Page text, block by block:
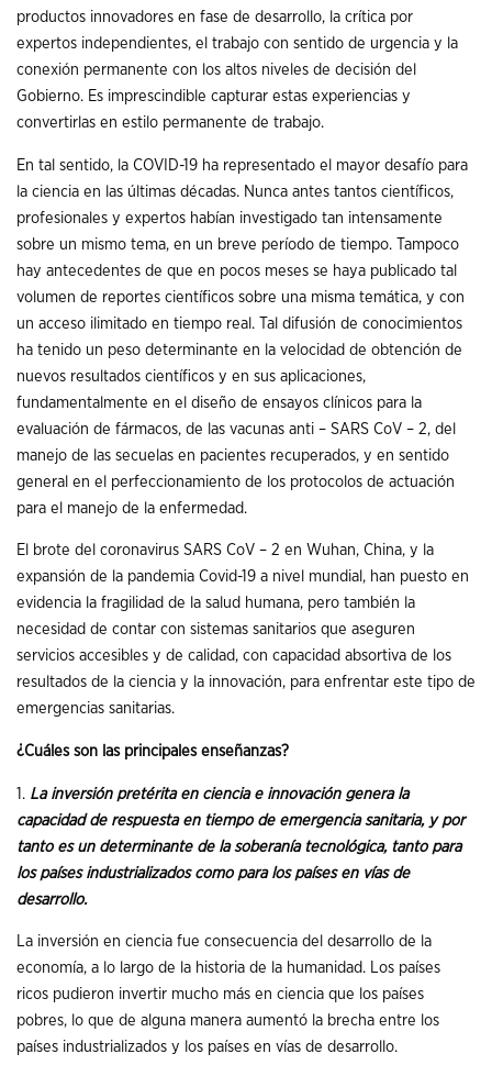
productos innovadores en fase de desarrollo, la crítica por
expertos independientes, el trabajo con sentido de urgencia y la
conexión permanente con los altos niveles de decisión del
Gobierno. Es imprescindible capturar estas experiencias y
convertirlas en estilo permanente de trabajo.
En tal sentido, la COVID-19 ha representado el mayor desafío para
la ciencia en las últimas décadas. Nunca antes tantos científicos,
profesionales y expertos habían investigado tan intensamente
sobre un mismo tema, en un breve período de tiempo. Tampoco
hay antecedentes de que en pocos meses se haya publicado tal
volumen de reportes científicos sobre una misma temática, y con
un acceso ilimitado en tiempo real. Tal difusión de conocimientos
ha tenido un peso determinante en la velocidad de obtención de
nuevos resultados científicos y en sus aplicaciones,
fundamentalmente en el diseño de ensayos clínicos para la
evaluación de fármacos, de las vacunas anti – SARS CoV – 2, del
manejo de las secuelas en pacientes recuperados, y en sentido
general en el perfeccionamiento de los protocolos de actuación
para el manejo de la enfermedad.
El brote del coronavirus SARS CoV – 2 en Wuhan, China, y la
expansión de la pandemia Covid-19 a nivel mundial, han puesto en
evidencia la fragilidad de la salud humana, pero también la
necesidad de contar con sistemas sanitarios que aseguren
servicios accesibles y de calidad, con capacidad absortiva de los
resultados de la ciencia y la innovación, para enfrentar este tipo de
emergencias sanitarias.
¿Cuáles son las principales enseñanzas?
1. La inversión pretérita en ciencia e innovación genera la
capacidad de respuesta en tiempo de emergencia sanitaria, y por
tanto es un determinante de la soberanía tecnológica, tanto para
los países industrializados como para los países en vías de
desarrollo.
La inversión en ciencia fue consecuencia del desarrollo de la
economía, a lo largo de la historia de la humanidad. Los países
ricos pudieron invertir mucho más en ciencia que los países
pobres, lo que de alguna manera aumentó la brecha entre los
países industrializados y los países en vías de desarrollo.